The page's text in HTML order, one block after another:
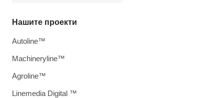
Нашите проекти
Autoline™
Machineryline™
Agroline™
Linemedia Digital ™